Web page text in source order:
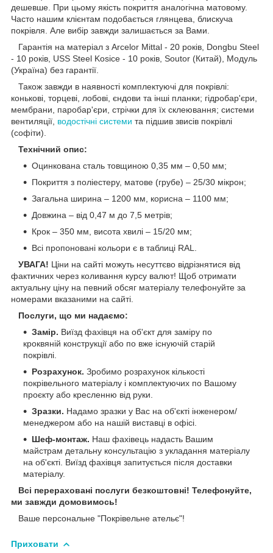
дешевше. При цьому якість покриття аналогічна матовому.
Часто нашим клієнтам подобається глянцева, блискуча
покрівля. Але вибір завжди залишається за Вами.
Гарантія на матеріал з Arcelor Mittal - 20 років, Dongbu Steel
- 10 років, USS Steel Kosice - 10 років, Soutor (Китай), Модуль
(Україна) без гарантії.
Також завжди в наявності комплектуючі для покрівлі:
конькові, торцеві, лобові, єндови та інші планки; гідробар'єри,
мембрани, паробар'єри, стрічки для їх склеювання; системи
вентиляції, водостічні системи та підшив звисів покрівлі
(софіти).
Технічний опис:
Оцинкована сталь товщиною 0,35 мм – 0,50 мм;
Покриття з поліестеру, матове (грубе) – 25/30 мікрон;
Загальна ширина – 1200 мм, корисна – 1100 мм;
Довжина – від 0,47 м до 7,5 метрів;
Крок – 350 мм, висота хвилі – 15/20 мм;
Всі пропоновані кольори є в таблиці RAL.
УВАГА! Ціни на сайті можуть несуттєво відрізнятися від
фактичних через коливання курсу валют! Щоб отримати
актуальну ціну на певний обсяг матеріалу телефонуйте за
номерами вказаними на сайті.
Послуги, що ми надаємо:
Замір. Виїзд фахівця на об'єкт для заміру по
кроквяній конструкції або по вже існуючій старій
покрівлі.
Розрахунок. Зробимо розрахунок кількості
покрівельного матеріалу і комплектуючих по Вашому
проєкту або кресленню від руки.
Зразки. Надамо зразки у Вас на об'єкті інженером/
менеджером або на нашій виставці в офісі.
Шеф-монтаж. Наш фахівець надасть Вашим
майстрам детальну консультацію з укладання матеріалу
на об'єкті. Виїзд фахівця запитується після доставки
матеріалу.
Всі перераховані послуги безкоштовні! Телефонуйте,
ми завжди домовимось!
Ваше персональне "Покрівельне ательє"!
Приховати